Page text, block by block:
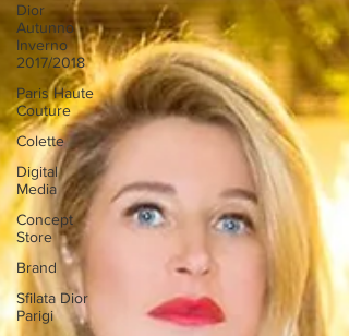
Dior
Autunno
Inverno
2017/2018
Paris Haute
Couture
Colette
Digital
Media
Concept
Store
Brand
Sfilata Dior
Parigi